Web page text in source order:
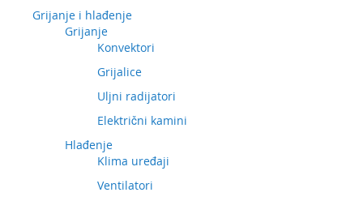
Grijanje i hlađenje
Grijanje
Konvektori
Grijalice
Uljni radijatori
Električni kamini
Hlađenje
Klima uređaji
Ventilatori